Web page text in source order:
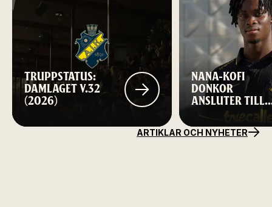
TRUPPSTATUS:
DAMLAGET V.32
(2026)
NANA-KOFI
DONKOR
ANSLUTER TILL
AIK FOTBOLL
ARTIKLAR OCH NYHETER